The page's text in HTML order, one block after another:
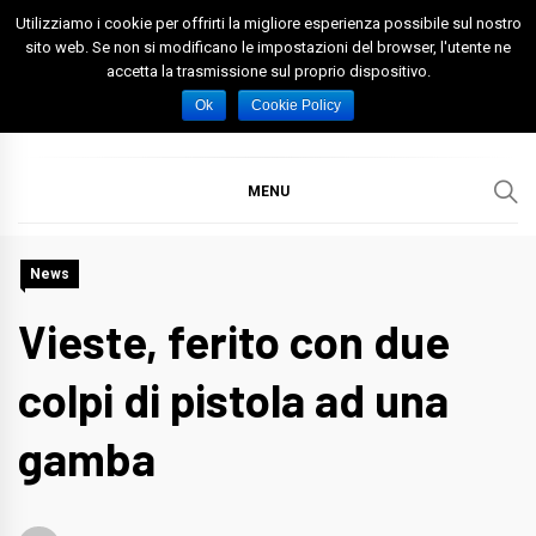
Skip
Spazio Foggia
Foggia News Calcio Eventi e Attività nella Capitanata
MENU
News
Vieste, ferito con due
colpi di pistola ad una
gamba
Utilizziamo i cookie per offrirti la migliore esperienza possibile sul nostro
sito web. Se non si modificano le impostazioni del browser, l'utente ne
accetta la trasmissione sul proprio dispositivo.
Ok Cookie Policy